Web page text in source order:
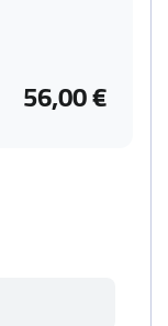
56,00 €